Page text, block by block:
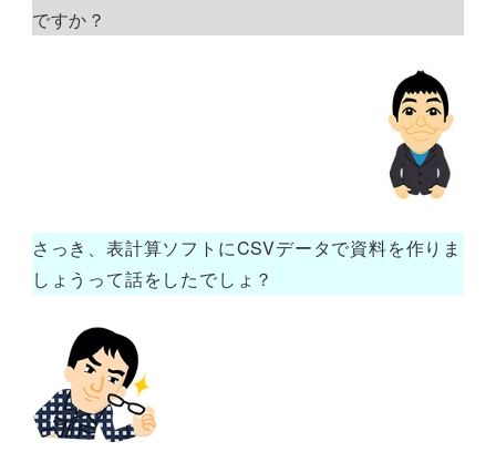
ですか？
さっき、表計算ソフトにCSVデータで資料を作りま
しょうって話をしたでしょ？